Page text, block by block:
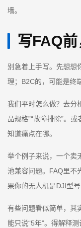
墙。
写FAQ
别急着上手写。先想想
理；B2C的，可能是终
我们平时怎么做？去分
品规格”“故障排除”。
知道痛点在哪。
举个例子来说，一个卖
池兼容问题。FAQ里不
果你的无人机是DJI型号
有些问题看似简单，其
能只说“5年”。得解释